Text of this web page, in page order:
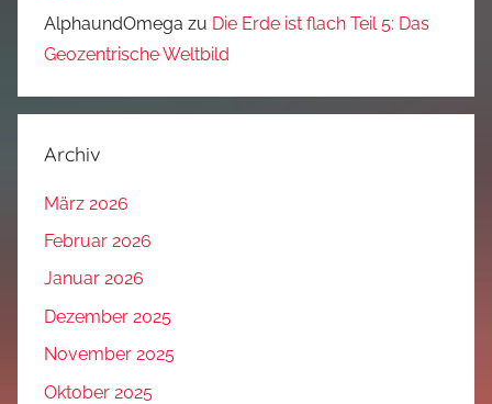
AlphaundOmega zu Die Erde ist flach Teil 5: Das
Geozentrische Weltbild
Archiv
März 2026
Februar 2026
Januar 2026
Dezember 2025
November 2025
Oktober 2025